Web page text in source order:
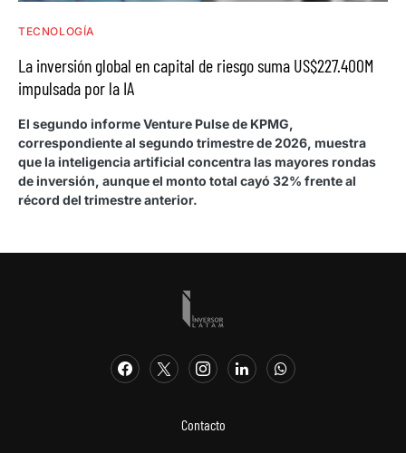
TECNOLOGÍA
La inversión global en capital de riesgo suma US$227.400M
impulsada por la IA
El segundo informe Venture Pulse de KPMG,
correspondiente al segundo trimestre de 2026, muestra
que la inteligencia artificial concentra las mayores rondas
de inversión, aunque el monto total cayó 32% frente al
récord del trimestre anterior.
Contacto